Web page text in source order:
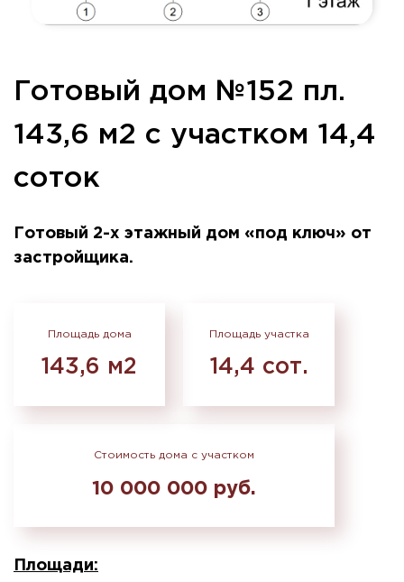
Готовый дом №152 пл.
143,6 м2 с участком 14,4
соток
Готовый 2-х этажный дом «под ключ» от
застройщика.
Площадь дома
143,6 м2
Площадь участка
14,4 сот.
Стоимость дома с участком
10 000 000 руб.
Площади: